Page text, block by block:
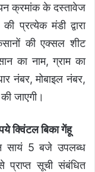
क्रमांक के दस्तावेज
प्रत्येक मंडी द्वारा
की एक्सल शीट
का नाम, ग्राम का
नंबर, मोबाइल नंबर,
जाएगी।
बिका गेंहू
सायं 5 बजे उपलब्ध
से प्राप्त सूची संबंधित